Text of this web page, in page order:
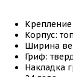
Корпус:
Ширина
Гриф:
Накладка